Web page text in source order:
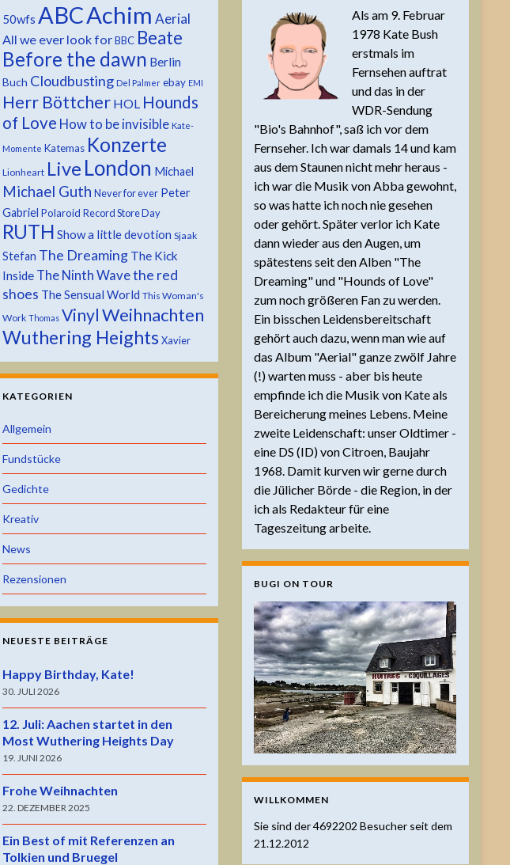
50wfs ABCAchim Aerial
All we ever look forBBC Beate
Before the dawn Berlin
Buch Cloudbusting Del Palmer ebay EMI
Herr Böttcher HOL Hounds
of Love How to be invisible Kate-
Momente Katemas Konzerte
Lionheart Live London Michael
Michael Guth Never for ever Peter
Gabriel Polaroid Record Store Day
RUTH Show a little devotion Sjaak
Stefan The Dreaming The Kick
Inside The Ninth Wavethe red
shoes The Sensual World This Woman's
Work Thomas VinylWeihnachten
Wuthering Heights Xavier
KATEGORIEN
Allgemein
Fundstücke
Gedichte
Kreativ
News
Rezensionen
NEUESTE BEITRÄGE
Happy Birthday, Kate!
30. JULI 2026
12. Juli: Aachen startet in den
Most Wuthering Heights Day
19. JUNI 2026
Frohe Weihnachten
22. DEZEMBER 2025
Ein Best of mit Referenzen an
Tolkien und Bruegel
Als am 9. Februar
1978 Kate Bush
erstmals im
Fernsehen auftrat
und das in der
WDR-Sendung
"Bio's Bahnhof", saß ich vor dem
Fernseher. Ich war damals 14 und kam
aus dem Staunen nicht mehr heraus -
ich war die Musik von Abba gewohnt,
so was hatte ich noch nie gesehen
oder gehört. Später verlor ich Kate
dann wieder aus den Augen, um
spätestens seit den Alben "The
Dreaming" und "Hounds of Love"
zum noch größeren Fan zu werden.
Ein bisschen Leidensbereitschaft
gehört auch dazu, wenn man wie auf
das Album "Aerial" ganze zwölf Jahre
(!) warten muss - aber bis heute
empfinde ich die Musik von Kate als
Bereicherung meines Lebens. Meine
zweite Leidenschaft: unser Oldtimer -
eine DS (ID) von Citroen, Baujahr
1968. Damit kurven wir gerne durch
die Jülicher Börde - die Region, in der
ich als Redakteur für eine
Tageszeitung arbeite.
BUGI ON TOUR
WILLKOMMEN
Sie sind der4692202 Besucher seit dem
21.12.2012